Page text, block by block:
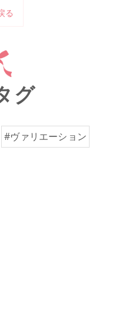
る
グ
#ヴァリエーション